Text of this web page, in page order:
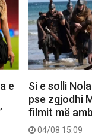
e
Si e solli
pse zgjodhi
filmit më
04/08 15:09